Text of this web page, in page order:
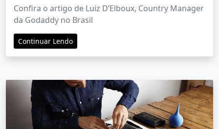
Confira o artigo de Luiz D’Elboux, Country Manager
da Godaddy no Brasil
Continuar Lendo